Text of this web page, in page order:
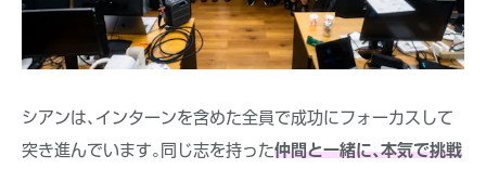
シアンは､インターンを含めた全員で成功にフォーカスして
突き進んでいます｡同じ志を持った仲間と一緒に､本気で挑戦